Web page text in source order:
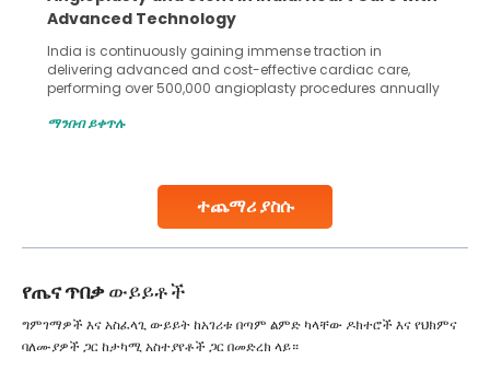
ተጨማሪ ያስሱ
Advanced Technology
India is continuously gaining immense traction in
delivering advanced and cost-effective cardiac care,
performing over 500,000 angioplasty procedures annually
globe are searching for treatments like angioplasty and
Studies, such as one published
ማንበብ ይቀጥሉ
የጤና ጥበቃውይይቶች
ግምገማዎች እና አስፈላጊ ውይይት ከአገሪቱ በጣም ልምድ ካላቸው ዶክተሮች እና የህክምና
ባለሙያዎች ጋር ከታካሚ አስተያየቶች ጋር በመድረክ ላይ።